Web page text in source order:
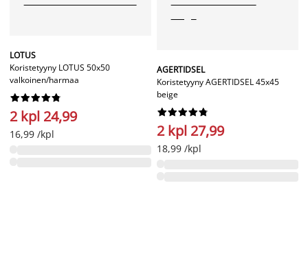
LOTUS
Koristetyyny LOTUS 50x50
valkoinen/harmaa






2 kpl 24,99
16,99 /kpl
AGERTIDSEL
Koristetyyny AGERTIDSEL 45x45
beige






2 kpl 27,99
18,99 /kpl